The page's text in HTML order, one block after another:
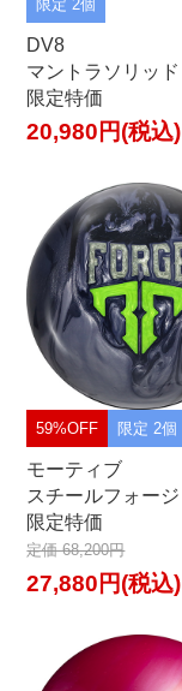
限定 2個
DV8
マントラソリッド
限定特価
20,980円(税込)
59%OFF 限定 2個
モーティブ
スチールフォージ
限定特価
定価 68,200円
27,880円(税込)